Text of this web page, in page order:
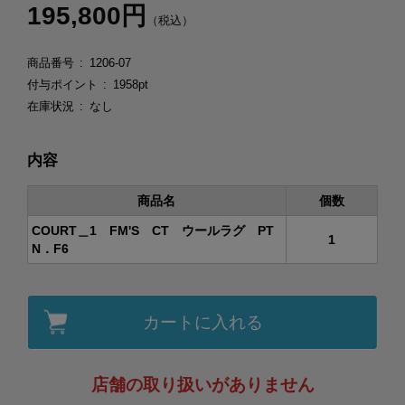
195,800円 （税込）
商品番号
1206-07
付与ポイント
1958pt
在庫状況
なし
カートに入れる
店舗の取り扱いがありません
内容
商品名 個数
COURT＿1 FM'S CT ウールラグ PT
N．F6
1